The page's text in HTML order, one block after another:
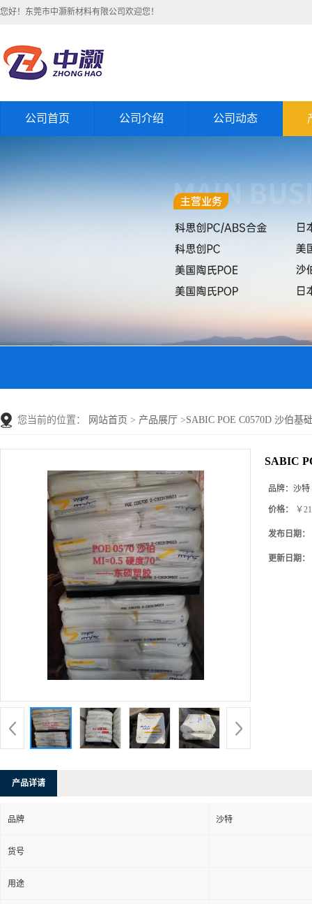
您好！东莞市中灏新材料有限公司欢迎您！
公司首页 公司介绍 公司动态
您当前的位置： 网站首页 > 产品展厅 >SABIC POE C0570D 沙伯基
SABIC
品牌： 沙特
价格： ￥
发布日期：
更新日期：
产品详请
品牌 沙特
货号
用途